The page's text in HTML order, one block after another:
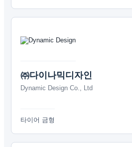
㈜다이나믹디자인
Dynamic Design Co., Ltd
타이어 금형